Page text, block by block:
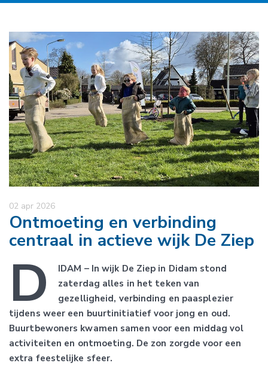
02 apr 2026
Ontmoeting en verbinding
centraal in actieve wijk De Ziep
D
IDAM – In wijk De Ziep in Didam stond
zaterdag alles in het teken van
gezelligheid, verbinding en paasplezier
tijdens weer een buurtinitiatief voor jong en oud.
Buurtbewoners kwamen samen voor een middag vol
activiteiten en ontmoeting. De zon zorgde voor een
extra feestelijke sfeer.